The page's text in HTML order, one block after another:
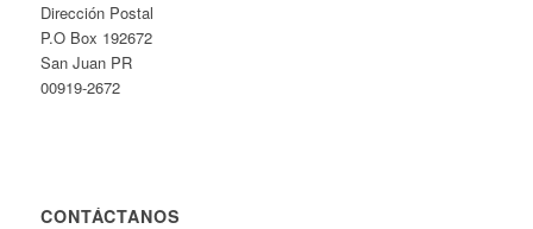
Dirección Postal
P.O Box 192672
San Juan PR
00919-2672
CONTÁCTANOS